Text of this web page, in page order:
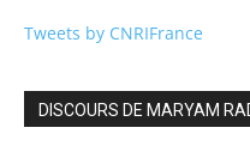
Tweets by CNRIFrance
DISCOURS DE MARYAM